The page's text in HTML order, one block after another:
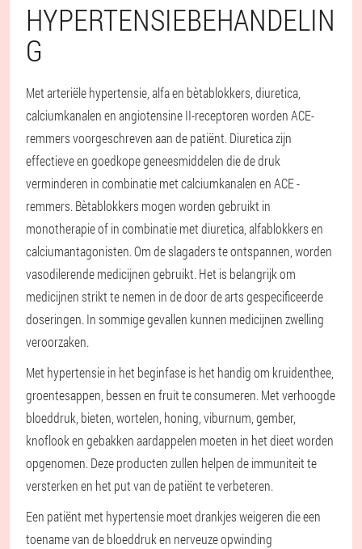
HYPERTENSIEBEHANDELIN
G
Met arteriële hypertensie, alfa en bètablokkers, diuretica,
calciumkanalen en angiotensine II-receptoren worden ACE-
remmers voorgeschreven aan de patiënt. Diuretica zijn
effectieve en goedkope geneesmiddelen die de druk
verminderen in combinatie met calciumkanalen en ACE -
remmers. Bètablokkers mogen worden gebruikt in
monotherapie of in combinatie met diuretica, alfablokkers en
calciumantagonisten. Om de slagaders te ontspannen, worden
vasodilerende medicijnen gebruikt. Het is belangrijk om
medicijnen strikt te nemen in de door de arts gespecificeerde
doseringen. In sommige gevallen kunnen medicijnen zwelling
veroorzaken.
Met hypertensie in het beginfase is het handig om kruidenthee,
groentesappen, bessen en fruit te consumeren. Met verhoogde
bloeddruk, bieten, wortelen, honing, viburnum, gember,
knoflook en gebakken aardappelen moeten in het dieet worden
opgenomen. Deze producten zullen helpen de immuniteit te
versterken en het put van de patiënt te verbeteren.
Een patiënt met hypertensie moet drankjes weigeren die een
toename van de bloeddruk en nerveuze opwinding